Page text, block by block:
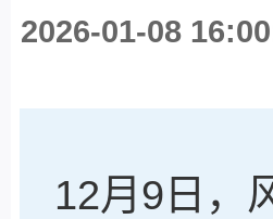
2026-01-08
12月9日，